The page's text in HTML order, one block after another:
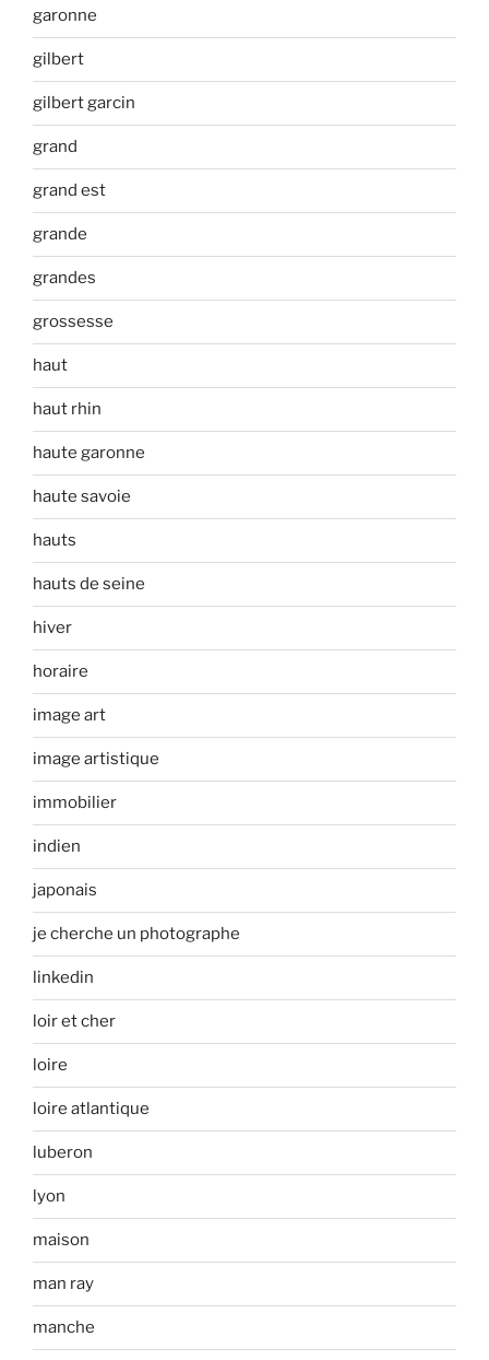
garonne
gilbert
gilbert garcin
grand
grand est
grande
grandes
grossesse
haut
haut rhin
haute garonne
haute savoie
hauts
hauts de seine
hiver
horaire
image art
image artistique
immobilier
indien
japonais
je cherche un photographe
linkedin
loir et cher
loire
loire atlantique
luberon
lyon
maison
man ray
manche